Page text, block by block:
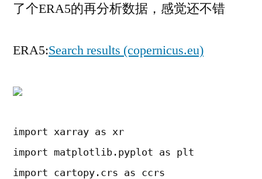
线
图/
了个ERA5的再分析数据，感觉还不错
ERA5:Search results (copernicus.eu)
import xarray as xr
import matplotlib.pyplot as plt
import cartopy.crs as ccrs